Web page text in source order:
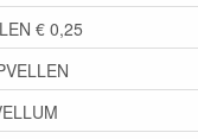
€ 0,25